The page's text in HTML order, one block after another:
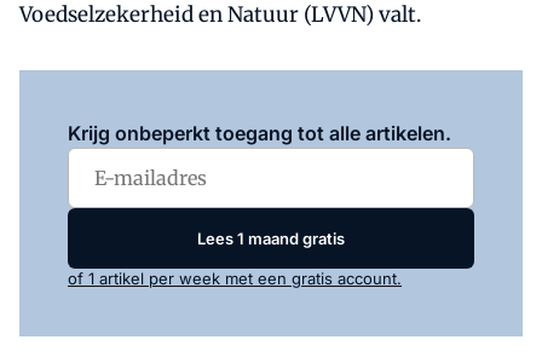
Voedselzekerheid en Natuur (LVVN) valt.
Krijg onbeperkt toegang tot alle artikelen.
Lees 1 maand gratis
of 1 artikel per week met een gratis account.